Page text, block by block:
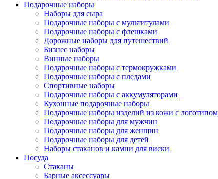
Подарочные наборы
Наборы для сыра
Подарочные наборы с мультитулами
Подарочные наборы с флешками
Дорожные наборы для путешествий
Бизнес наборы
Винные наборы
Подарочные наборы с термокружками
Подарочные наборы с пледами
Спортивные наборы
Подарочные наборы с аккумуляторами
Кухонные подарочные наборы
Подарочные наборы изделий из кожи с логотипом
Подарочные наборы для мужчин
Подарочные наборы для женщин
Подарочные наборы для детей
Наборы стаканов и камни для виски
Посуда
Стаканы
Барные аксессуары